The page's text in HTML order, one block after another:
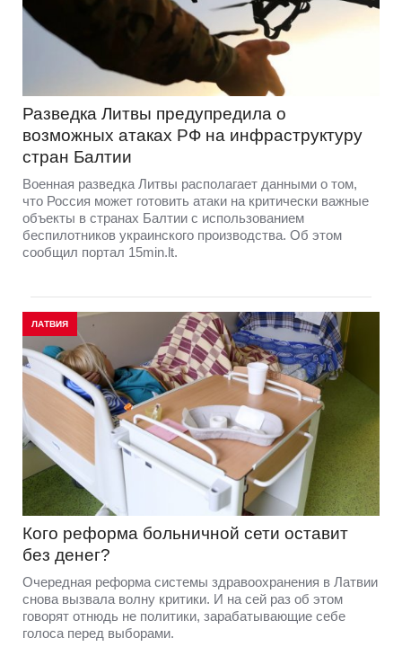
Разведка Литвы предупредила о
возможных атаках РФ на инфраструктуру
стран Балтии
Военная разведка Литвы располагает данными о том,
что Россия может готовить атаки на критически важные
объекты в странах Балтии с использованием
беспилотников украинского производства. Об этом
сообщил портал 15min.lt.
ЛАТВИЯ
Кого реформа больничной сети оставит
без денег?
Очередная реформа системы здравоохранения в Латвии
снова вызвала волну критики. И на сей раз об этом
говорят отнюдь не политики, зарабатывающие себе
голоса перед выборами.